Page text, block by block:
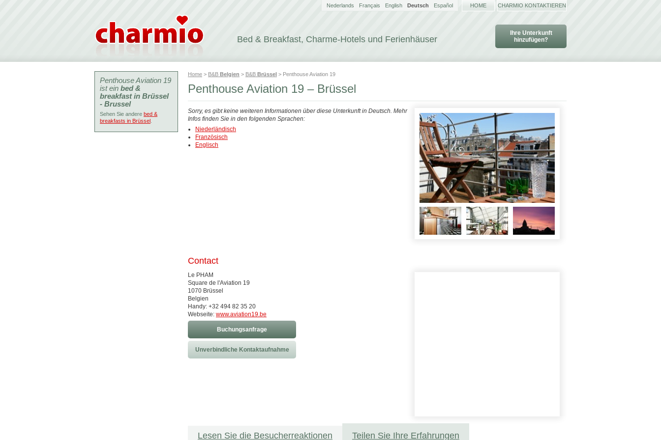
Bed & Breakfast, Charme-Hotels und Ferienhäuser
Ihre Unterkunft
hinzufügen?
Nederlands Français English Deutsch Español HOME CHARMIO KONTAKTIEREN
Home > B&B Belgien > B&B Brüssel > Penthouse Aviation 19
Penthouse Aviation 19 – Brüssel
Sorry, es gibt keine weiteren Informationen über diese Unterkunft in Deutsch. Mehr
Infos finden Sie in den folgenden Sprachen:
Niederländisch
Französisch
Englisch
Contact
Le PHAM
Square de l'Aviation 19
1070 Brüssel
Belgien
Handy: +32 494 82 35 20
Webseite: www.aviation19.be
Buchungsanfrage
Unverbindliche Kontaktaufnahme
Lesen Sie die Besucherreaktionen Teilen Sie Ihre Erfahrungen
Penthouse Aviation 19
ist ein bed &
breakfast in Brüssel
- Brussel
Sehen Sie andere bed &
breakfasts in Brüssel